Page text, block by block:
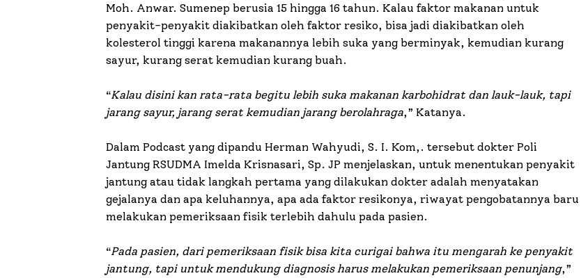
Moh. Anwar. Sumenep berusia 15 hingga 16 tahun. Kalau faktor makanan untuk
penyakit-penyakit diakibatkan oleh faktor resiko, bisa jadi diakibatkan oleh
kolesterol tinggi karena makanannya lebih suka yang berminyak, kemudian kurang
sayur, kurang serat kemudian kurang buah.
“Kalau disini kan rata-rata begitu lebih suka makanan karbohidrat dan lauk-lauk, tapi
jarang sayur, jarang serat kemudian jarang berolahraga,” Katanya.
Dalam Podcast yang dipandu Herman Wahyudi, S. I. Kom,. tersebut dokter Poli
Jantung RSUDMA Imelda Krisnasari, Sp. JP menjelaskan, untuk menentukan penyakit
jantung atau tidak langkah pertama yang dilakukan dokter adalah menyatakan
gejalanya dan apa keluhannya, apa ada faktor resikonya, riwayat pengobatannya baru
melakukan pemeriksaan fisik terlebih dahulu pada pasien.
“Pada pasien, dari pemeriksaan fisik bisa kita curigai bahwa itu mengarah ke penyakit
jantung, tapi untuk mendukung diagnosis harus melakukan pemeriksaan penunjang,”